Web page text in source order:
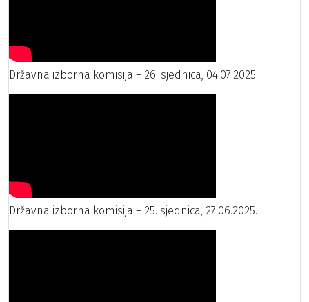
Državna izborna komisija – 26. sjednica, 04.07.2025.
Državna izborna komisija – 25. sjednica, 27.06.2025.